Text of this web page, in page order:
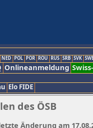
NED POL POR ROU RUS SRB SVK
Onlineanmeldung
Elo FIDE
des ÖSB
Änderung am